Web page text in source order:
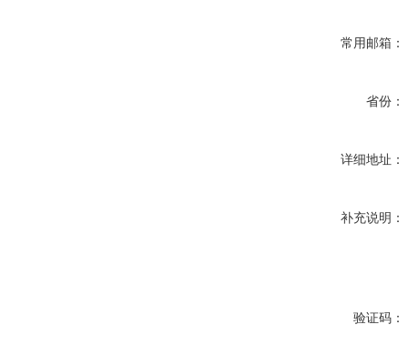
常用邮箱：
省份：
详细地址：
补充说明：
验证码：